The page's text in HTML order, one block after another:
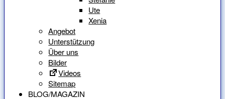
Ute
Xenia
Angebot
Unterstützung
Über uns
Bilder
Videos
Sitemap
BLOG/MAGAZIN